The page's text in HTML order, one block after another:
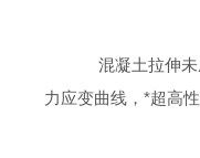
混凝土拉伸未成年
力应变曲线，*超高